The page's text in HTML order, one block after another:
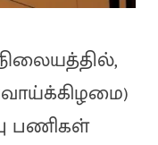
பணிகள்